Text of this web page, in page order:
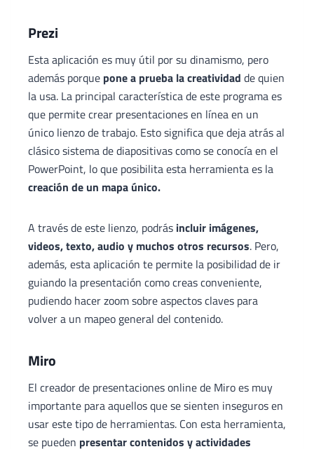
Prezi
Esta aplicación es muy útil por su dinamismo, pero
además porque pone a prueba la creatividad de quien
la usa. La principal característica de este programa es
que permite crear presentaciones en línea en un
único lienzo de trabajo. Esto significa que deja atrás al
clásico sistema de diapositivas como se conocía en el
PowerPoint, lo que posibilita esta herramienta es la
creación de un mapa único.
A través de este lienzo, podrás incluir imágenes,
videos, texto, audio y muchos otros recursos. Pero,
además, esta aplicación te permite la posibilidad de ir
guiando la presentación como creas conveniente,
pudiendo hacer zoom sobre aspectos claves para
volver a un mapeo general del contenido.
Miro
El creador de presentaciones online de Miro es muy
importante para aquellos que se sienten inseguros en
usar este tipo de herramientas. Con esta herramienta,
se pueden presentar contenidos y actividades